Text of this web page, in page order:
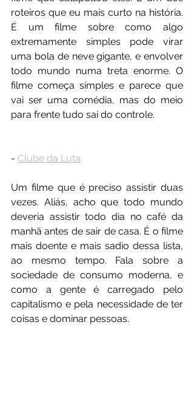
roteiros que eu mais curto na história.
É um filme sobre como algo
extremamente simples pode virar
uma bola de neve gigante, e envolver
todo mundo numa treta enorme. O
filme começa simples e parece que
vai ser uma comédia, mas do meio
para frente tudo sai do controle.
- Clube da Luta
Um filme que é preciso assistir duas
vezes. Aliás, acho que todo mundo
deveria assistir todo dia no café da
manhã antes de sair de casa. É o filme
mais doente e mais sadio dessa lista,
ao mesmo tempo. Fala sobre a
sociedade de consumo moderna, e
como a gente é carregado pelo
capitalismo e pela necessidade de ter
coisas e dominar pessoas.